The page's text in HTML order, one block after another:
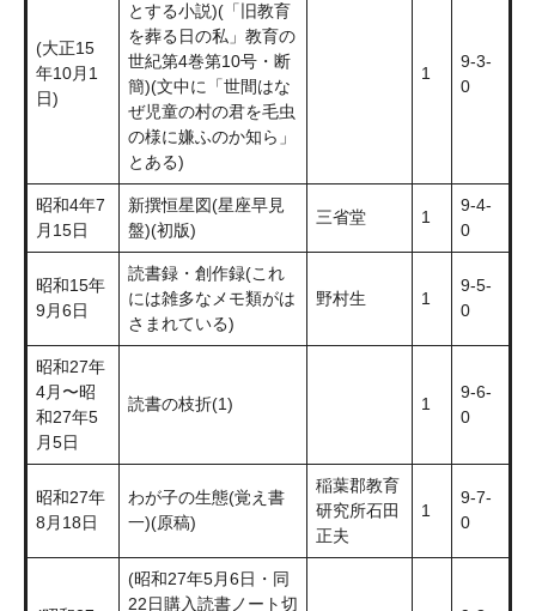
(大正15
年10月1
日)
とする小説)(「旧教育
を葬る日の私」教育の
世紀第4巻第10号・断
簡)(文中に「世間はな
ぜ児童の村の君を毛虫
の様に嫌ふのか知ら」
とある)
1
9-3-
0
昭和4年7
月15日
新撰恒星図(星座早見
盤)(初版)
三省堂 1
9-4-
0
昭和15年
9月6日
読書録・創作録(これ
には雑多なメモ類がは
さまれている)
野村生 1
9-5-
0
昭和27年
4月〜昭
和27年5
月5日
読書の枝折(1) 1
9-6-
0
昭和27年
8月18日
わが子の生態(覚え書
一)(原稿)
稲葉郡教育
研究所石田
正夫
1
9-7-
0
(昭和27年5月6日・同
22日購入読書ノート切